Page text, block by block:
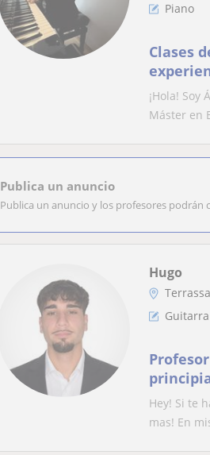
Piano
Clases
Todos
¡Hola!
Máster en
Publica un anuncio
Publica un anuncio y los profesores podrán
Hugo
Terrassa
Guitarra
QUIERA
Hey! Si te
mas! En